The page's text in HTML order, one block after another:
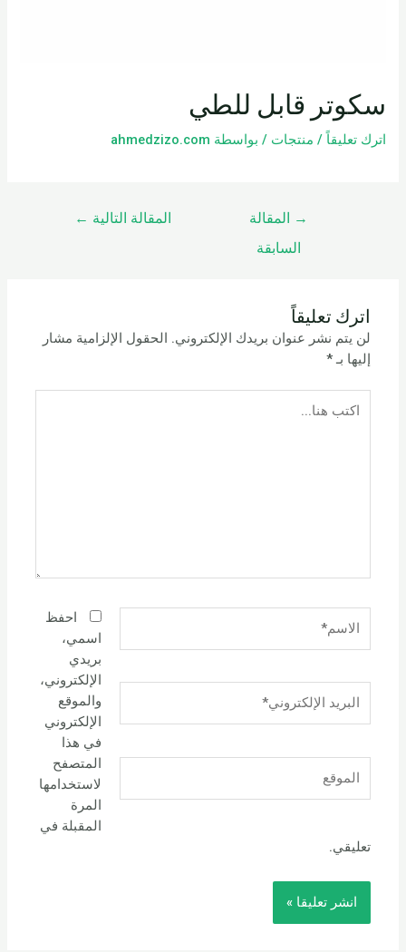
سكوتر قابل للطي
اترك تعليقاً / منتجات / بواسطة ahmedzizo.com
→
المقالة
السابقة
المقالة التالية ←
اترك تعليقاً
لن يتم نشر عنوان بريدك الإلكتروني. الحقول الإلزامية مشار
إليها بـ*
هنا...
الإلكتروني*
احفظ
اسمي،
بريدي
الإلكتروني،
والموقع
الإلكتروني
في هذا
المتصفح
لاستخدامها
المرة
المقبلة في
تعليقي.